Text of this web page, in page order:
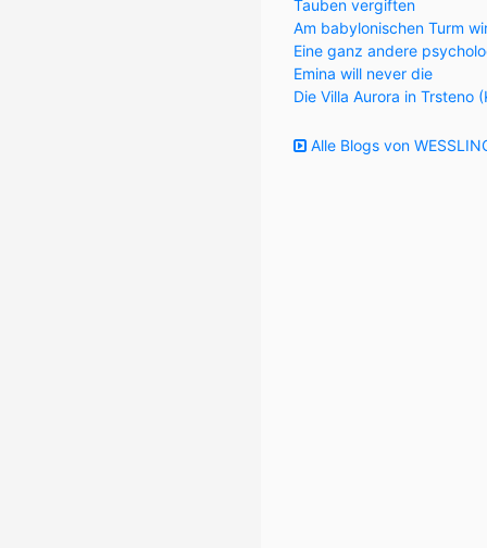
Tauben vergiften
Am babylonischen Turm
Eine ganz andere
Emina will never die
Die Villa Aurora in Trsteno
Alle Blogs von